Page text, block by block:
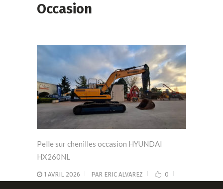
Occasion
Pelle sur chenilles occasion HYUNDAI
HX260NL
1 AVRIL 2026 PAR ERIC ALVAREZ 0